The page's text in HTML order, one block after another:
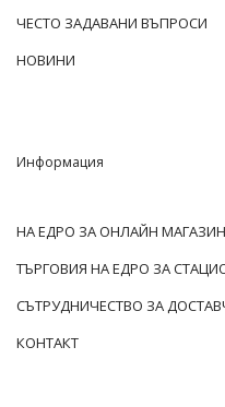
ЧЕСТО ЗАДАВАНИ ВЪПРОСИ
НОВИНИ
Информация
НА ЕДРО ЗА ОНЛАЙН
ТЪРГОВИЯ НА ЕДРО ЗА
СЪТРУДНИЧЕСТВО ЗА
КОНТАКТ